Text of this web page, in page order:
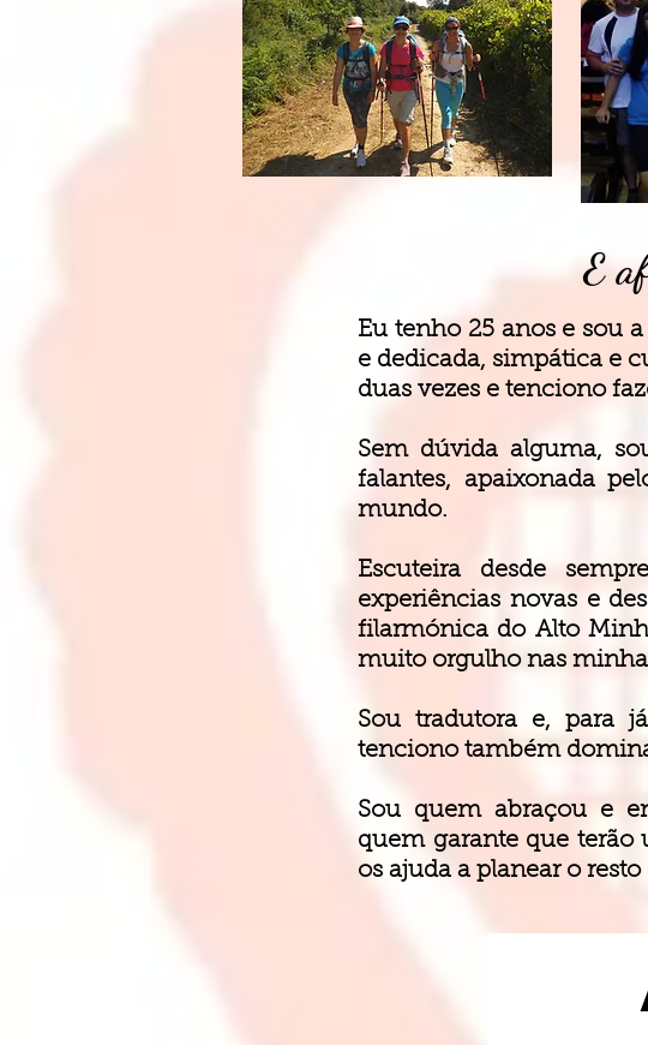
E
Eu tenho 25 anos e sou
e dedicada, simpática e
duas vezes e tenciono
Sem dúvida alguma,
falantes, apaixonada
mundo.
Escuteira desde
experiências novas e
filarmónica do Alto
muito orgulho nas
Sou tradutora e, para
tenciono também
Sou quem abraçou e
quem garante que terão
os ajuda a planear o